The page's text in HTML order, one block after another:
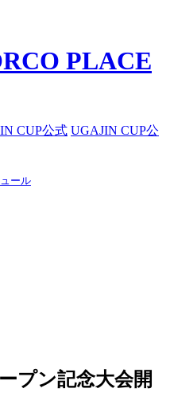
CUP公式 UGAJIN CUP公
ール
プン記念大会開